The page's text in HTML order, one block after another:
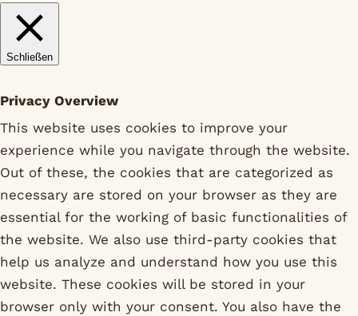
Schließen
Privacy Overview
This website uses cookies to improve your
experience while you navigate through the website.
Out of these, the cookies that are categorized as
necessary are stored on your browser as they are
essential for the working of basic functionalities of
the website. We also use third-party cookies that
help us analyze and understand how you use this
website. These cookies will be stored in your
browser only with your consent. You also have the